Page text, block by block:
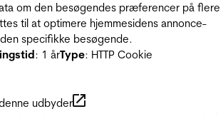
om den besøgendes præferencer på flere
til at optimere hjemmesidens annonce-
specifikke besøgende.
: 1 årType: HTTP Cookie
udbyder